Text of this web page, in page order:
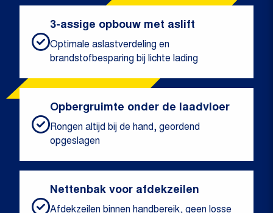
3-assige opbouw met aslift
Optimale aslastverdeling en
brandstofbesparing bij lichte lading
Opbergruimte onder de laadvloer
Rongen altijd bij de hand, geordend
opgeslagen
Nettenbak voor afdekzeilen
Afdekzeilen binnen handbereik, geen losse